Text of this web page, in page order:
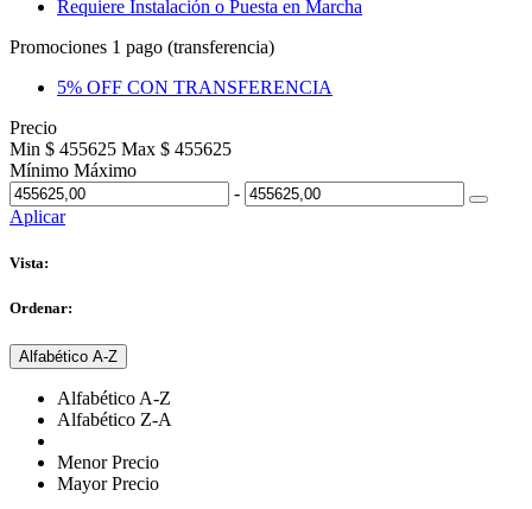
Requiere Instalación o Puesta en Marcha
Promociones 1 pago (transferencia)
5% OFF CON TRANSFERENCIA
Precio
Min $ 455625 Max $ 455625
Mínimo Máximo
-
Aplicar
Vista:
Ordenar:
Alfabético A-Z
Alfabético A-Z
Alfabético Z-A
Menor Precio
Mayor Precio